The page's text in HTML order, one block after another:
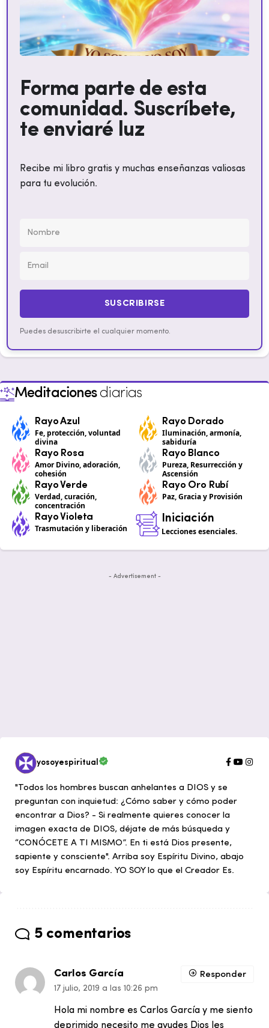
Forma parte de esta
comunidad. Suscríbete,
te enviaré luz
Recibe mi libro gratis y muchas enseñanzas valiosas
para tu evolución.
SUSCRIBIRSE
Puedes desuscribirte el cualquier momento.
Meditacionesdiarias
Rayo Azul
Fe, protección, voluntad
divina
Rayo Dorado
Iluminación, armonía,
sabiduría
Rayo Rosa
Amor Divino, adoración,
cohesión
Rayo Blanco
Pureza, Resurrección y
Ascensión
Rayo Verde
Verdad, curación,
concentración
Rayo Oro Rubí
Paz, Gracia y Provisión
Rayo Violeta
Trasmutación y liberación
Iniciación
Lecciones esenciales.
- Advertisement -
yosoyespiritual
"Todos los hombres buscan anhelantes a DIOS y se
preguntan con inquietud: ¿Cómo saber y cómo poder
encontrar a Dios? - Si realmente quieres conocer la
imagen exacta de DIOS, déjate de más búsqueda y
“CONÓCETE A TI MISMO”. En ti está Dios presente,
sapiente y consciente". Arriba soy Espíritu Divino, abajo
soy Espíritu encarnado. YO SOY lo que el Creador Es.
5 comentarios
Carlos García
17 julio, 2019 a las 10:26 pm
Hola mi nombre es Carlos García y me siento
deprimido necesito me ayudes Dios les
Responder